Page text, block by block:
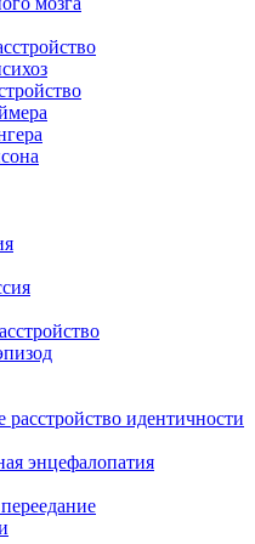
расстройство идентичности
энцефалопатия